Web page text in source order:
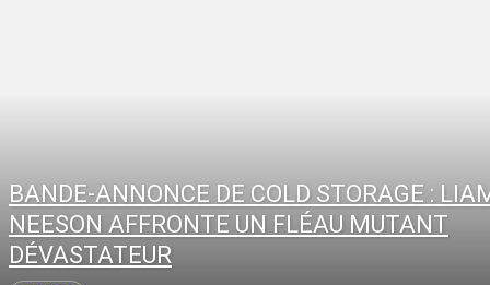
BANDE-ANNONCE DE COLD STORAGE :
NEESON AFFRONTE UN FLÉAU MUTANT
DÉVASTATEUR